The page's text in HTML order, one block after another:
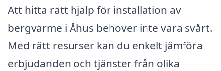
Att hitta rätt hjälp för installation av
bergvärme i Åhus behöver inte vara svårt.
Med rätt resurser kan du enkelt jämföra
erbjudanden och tjänster från olika